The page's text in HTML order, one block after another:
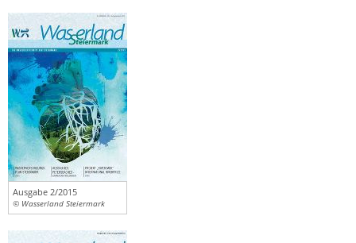
Ausgabe 2/2015
© Wasserland Steiermark